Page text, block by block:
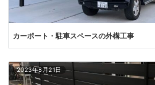
カーポート・駐車スペースの外構工事
2023年8月21日